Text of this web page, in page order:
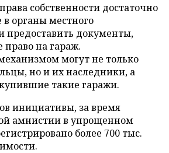
собственности достаточно
в органы местного
предоставить документы,
на гараж.
могут не только
но и их наследники, а
такие гаражи.
инициативы, за время
амнистии в упрощенном
более 700 тыс.